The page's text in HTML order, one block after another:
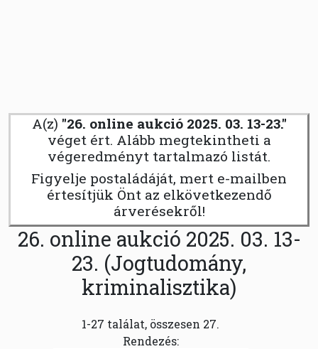
A(z) "26. online aukció 2025. 03. 13-23."
véget ért. Alább megtekintheti a
végeredményt tartalmazó listát.
Figyelje postaládáját, mert e-mailben
értesítjük Önt az elkövetkezendő
árverésekről!
26. online aukció 2025. 03. 13-
23. (Jogtudomány,
kriminalisztika)
1-27 találat, összesen 27.
Rendezés: